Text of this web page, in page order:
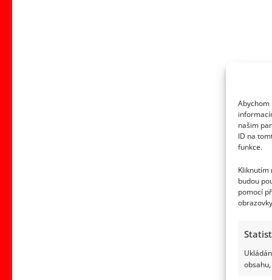
Abychom
našim
ID na
funkce.
Kliknutím
budou
pomocí